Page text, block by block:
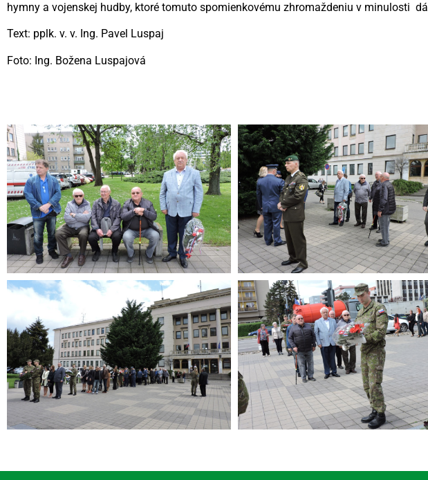
hymny a vojenskej hudby, ktoré tomuto spomienkovému zhromaždeniu v minulosti
Text: pplk. v. v. Ing. Pavel Luspaj
Foto: Ing. Božena Luspajová